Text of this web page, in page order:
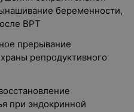
беременности,
ВРТ
прерывание
репродуктивного
при эндокринной